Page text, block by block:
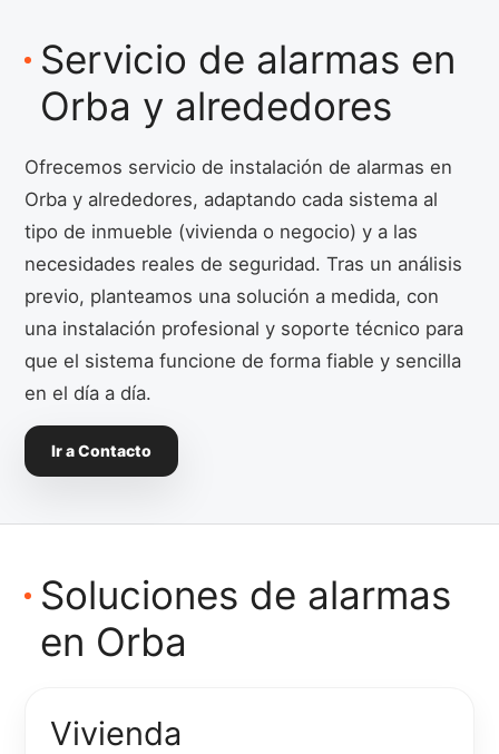
Servicio de alarmas en
Orba y alrededores
Ofrecemos servicio de instalación de alarmas en
Orba y alrededores, adaptando cada sistema al
tipo de inmueble (vivienda o negocio) y a las
necesidades reales de seguridad. Tras un análisis
previo, planteamos una solución a medida, con
una instalación profesional y soporte técnico para
que el sistema funcione de forma fiable y sencilla
en el día a día.
Ir a Contacto
Soluciones de alarmas
en Orba
Vivienda